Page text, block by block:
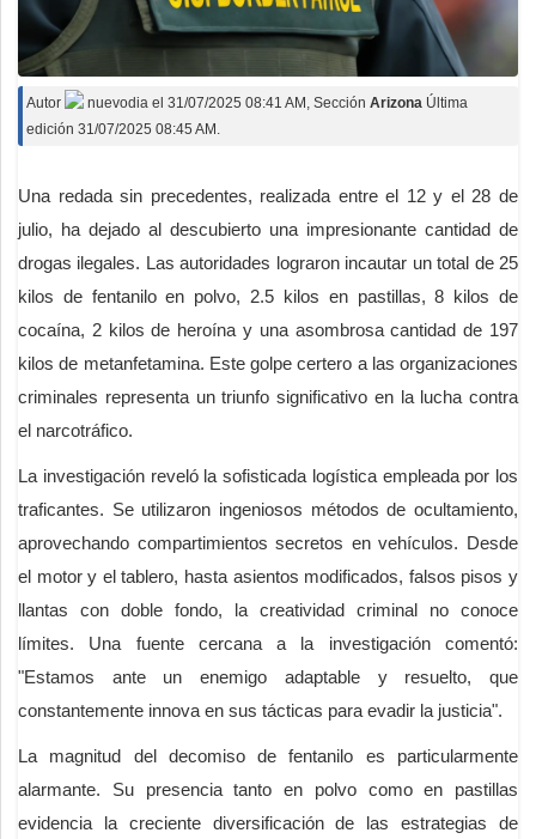
Autor nuevodia el 31/07/2025 08:41 AM , Sección Arizona Última
edición 31/07/2025 08:45 AM.
Una redada sin precedentes, realizada entre el 12 y el 28 de
julio, ha dejado al descubierto una impresionante cantidad de
drogas ilegales. Las autoridades lograron incautar un total de 25
kilos de fentanilo en polvo, 2.5 kilos en pastillas, 8 kilos de
cocaína, 2 kilos de heroína y una asombrosa cantidad de 197
kilos de metanfetamina. Este golpe certero a las organizaciones
criminales representa un triunfo significativo en la lucha contra
el narcotráfico.
La investigación reveló la sofisticada logística empleada por los
traficantes. Se utilizaron ingeniosos métodos de ocultamiento,
aprovechando compartimientos secretos en vehículos. Desde
el motor y el tablero, hasta asientos modificados, falsos pisos y
llantas con doble fondo, la creatividad criminal no conoce
límites. Una fuente cercana a la investigación comentó:
"Estamos ante un enemigo adaptable y resuelto, que
constantemente innova en sus tácticas para evadir la justicia".
La magnitud del decomiso de fentanilo es particularmente
alarmante. Su presencia tanto en polvo como en pastillas
evidencia la creciente diversificación de las estrategias de